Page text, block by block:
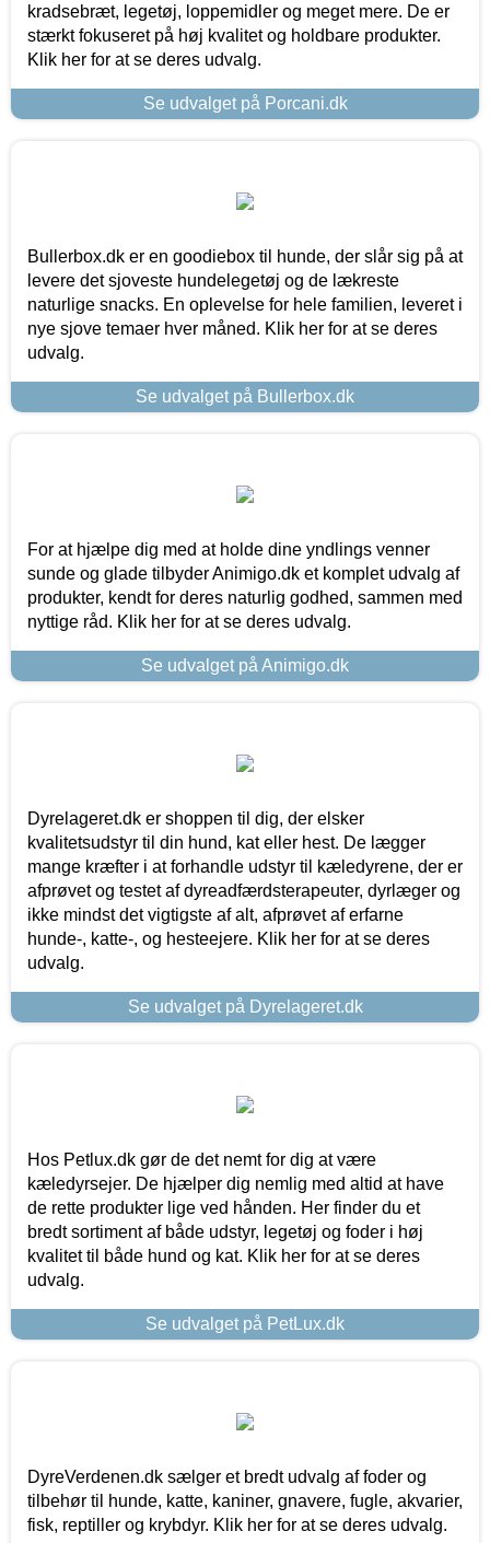
kradsebræt, legetøj, loppemidler og meget mere. De er
stærkt fokuseret på høj kvalitet og holdbare produkter.
Klik her for at se deres udvalg.
Se udvalget på Porcani.dk
Bullerbox.dk er en goodiebox til hunde, der slår sig på at
levere det sjoveste hundelegetøj og de lækreste
naturlige snacks. En oplevelse for hele familien, leveret i
nye sjove temaer hver måned. Klik her for at se deres
udvalg.
Se udvalget på Bullerbox.dk
For at hjælpe dig med at holde dine yndlings venner
sunde og glade tilbyder Animigo.dk et komplet udvalg af
produkter, kendt for deres naturlig godhed, sammen med
nyttige råd. Klik her for at se deres udvalg.
Se udvalget på Animigo.dk
Dyrelageret.dk er shoppen til dig, der elsker
kvalitetsudstyr til din hund, kat eller hest. De lægger
mange kræfter i at forhandle udstyr til kæledyrene, der er
afprøvet og testet af dyreadfærdsterapeuter, dyrlæger og
ikke mindst det vigtigste af alt, afprøvet af erfarne
hunde-, katte-, og hesteejere. Klik her for at se deres
udvalg.
Se udvalget på Dyrelageret.dk
Hos Petlux.dk gør de det nemt for dig at være
kæledyrsejer. De hjælper dig nemlig med altid at have
de rette produkter lige ved hånden. Her finder du et
bredt sortiment af både udstyr, legetøj og foder i høj
kvalitet til både hund og kat. Klik her for at se deres
udvalg.
Se udvalget på PetLux.dk
DyreVerdenen.dk sælger et bredt udvalg af foder og
tilbehør til hunde, katte, kaniner, gnavere, fugle, akvarier,
fisk, reptiller og krybdyr. Klik her for at se deres udvalg.